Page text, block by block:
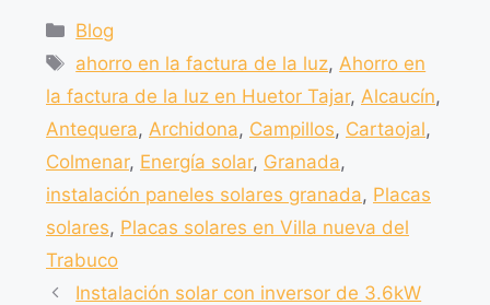
c
e
b
o
o
k
s
A
p
p
gr
a
m
p
ar
tir
Blog
ahorro en la factura de la luz, Ahorro en
la factura de la luz en Huetor Tajar, Alcaucín,
Antequera, Archidona, Campillos, Cartaojal,
Colmenar, Energía solar, Granada,
instalación paneles solares granada, Placas
solares, Placas solares en Villa nueva del
Trabuco
Instalación solar con inversor de 3.6kW